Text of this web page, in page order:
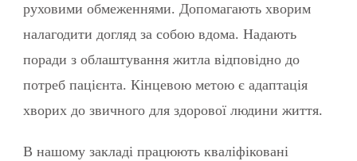
руховими обмеженнями. Допомагають хворим
налагодити догляд за собою вдома. Надають
поради з облаштування житла відповідно до
потреб пацієнта. Кінцевою метою є адаптація
хворих до звичного для здорової людини життя.
В нашому закладі працюють кваліфіковані